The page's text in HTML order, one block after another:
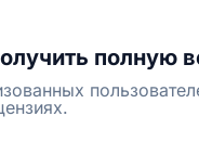
полную